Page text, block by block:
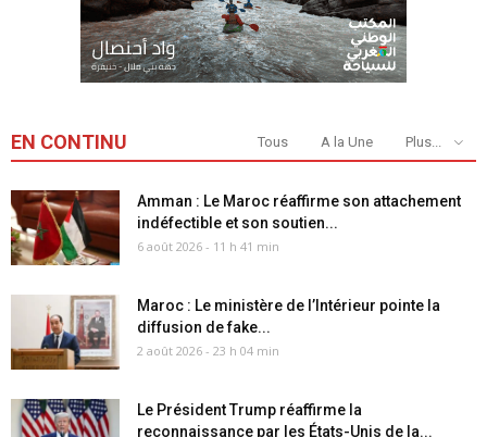
EN CONTINU Tous A la Une Plus...
Amman : Le Maroc réaffirme son attachement
indéfectible et son soutien...
6 août 2026 - 11 h 41 min
Maroc : Le ministère de l’Intérieur pointe la
diffusion de fake...
2 août 2026 - 23 h 04 min
Le Président Trump réaffirme la
reconnaissance par les États-Unis de la...